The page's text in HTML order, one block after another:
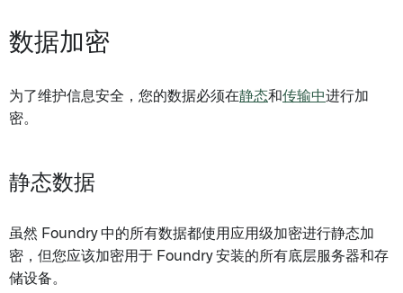
数据加密
为了维护信息安全，您的数据必须在静态和传输中进行加
密。
静态数据
虽然 Foundry 中的所有数据都使用应用级加密进行静态加
密，但您应该加密用于 Foundry 安装的所有底层服务器和存
储设备。